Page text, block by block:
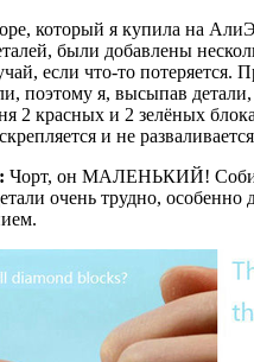
который я купила на
были добавлены
если что-то потеряется.
поэтому я, высыпав
2 красных и 2 зелёных
и не
Чорт, он МАЛЕНЬКИЙ!
очень трудно, особенно